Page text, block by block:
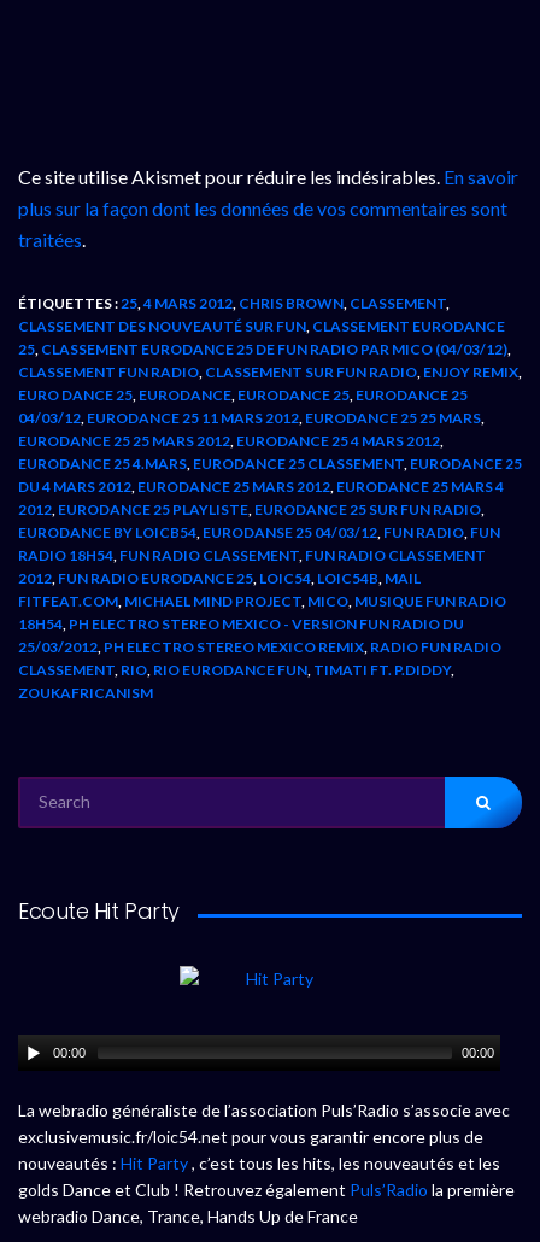
Ce site utilise Akismet pour réduire les indésirables. En savoir
plus sur la façon dont les données de vos commentaires sont
traitées.
ÉTIQUETTES : 25 ,4 MARS 2012 CHRIS BROWN CLASSEMENT
CLASSEMENT DES NOUVEAUTÉ SUR FUN CLASSEMENT EURODANCE
25 CLASSEMENT EURODANCE 25 DE FUN RADIO PAR MICO (04/03/12)
CLASSEMENT FUN RADIO CLASSEMENT SUR FUN RADIO ENJOY REMIX
EURO DANCE 25 EURODANCE EURODANCE 25 EURODANCE 25
04/03/12 EURODANCE 25 11 MARS 2012 EURODANCE 25 25 MARS
EURODANCE 25 25 MARS 2012 EURODANCE 25 4 MARS 2012
EURODANCE 25 4.MARS EURODANCE 25 CLASSEMENT EURODANCE 25
DU 4 MARS 2012 EURODANCE 25 MARS 2012 EURODANCE 25 MARS 4
2012 EURODANCE 25 PLAYLISTE EURODANCE 25 SUR FUN RADIO
EURODANCE BY LOICB54 EURODANSE 25 04/03/12 FUN RADIO FUN
RADIO 18H54 FUN RADIO CLASSEMENT FUN RADIO CLASSEMENT
2012 FUN RADIO EURODANCE 25 LOIC54 LOIC54B MAIL
FITFEAT.COM MICHAEL MIND PROJECT MICO MUSIQUE FUN RADIO
18H54 PH ELECTRO STEREO MEXICO - VERSION FUN RADIO DU
25/03/2012 PH ELECTRO STEREO MEXICO REMIX RADIO FUN RADIO
CLASSEMENT RIO RIO EURODANCE FUN TIMATI FT. P.DIDDY,
ZOUKAFRICANISM
FOR:
Ecoute Hit Party
00:00 00:00
La webradio généraliste de l’association Puls’Radio s’associe avec
exclusivemusic.fr/loic54.net pour vous garantir encore plus de
nouveautés : Hit Party, c’est tous les hits, les nouveautés et les
golds Dance et Club ! Retrouvez également Puls’Radio la première
webradio Dance, Trance, Hands Up de France